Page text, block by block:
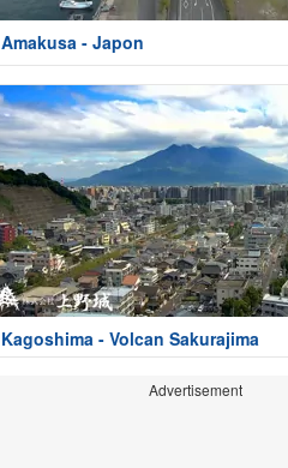
Amakusa - Japon
Kagoshima - Volcan Sakurajima
Advertisement